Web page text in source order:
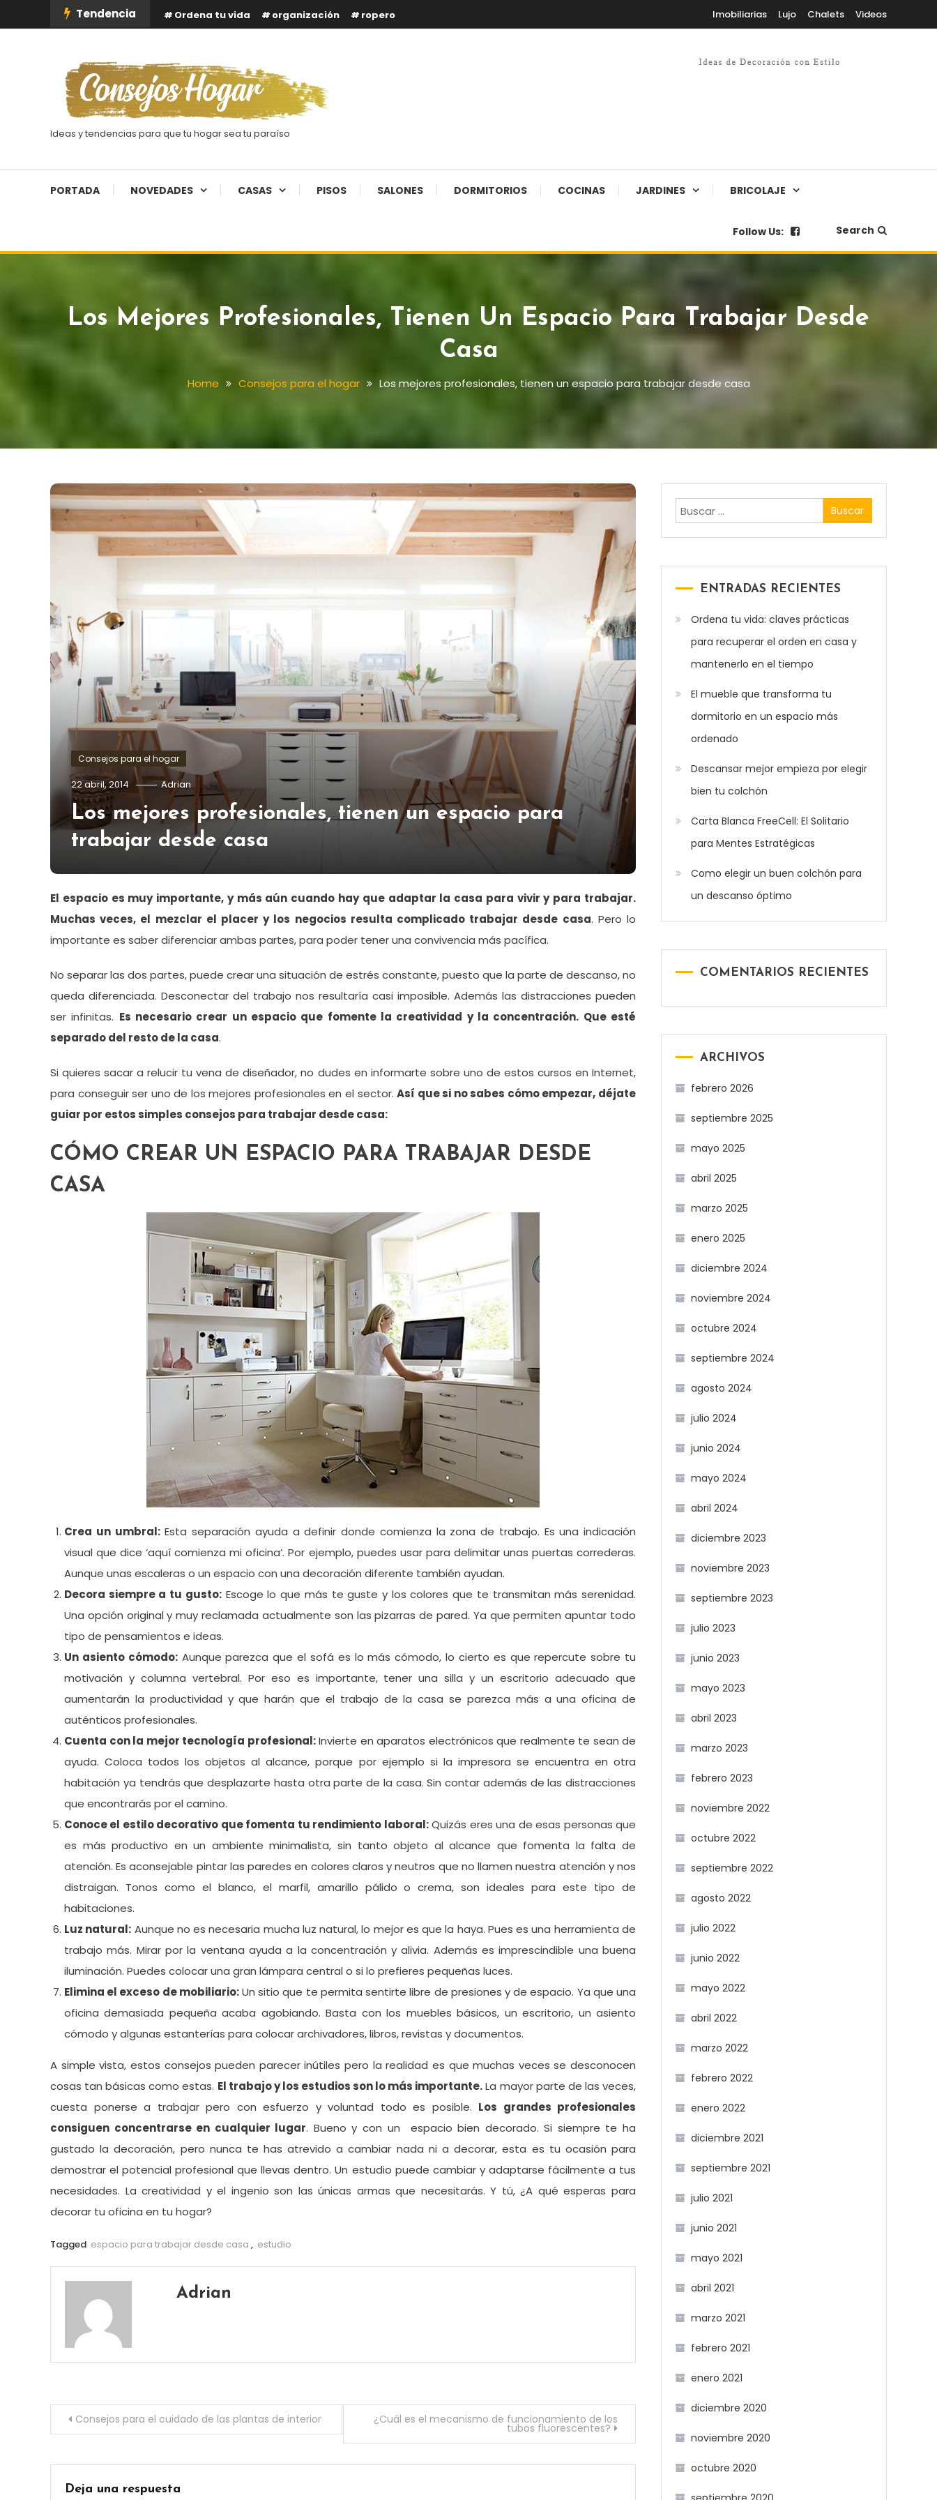
To
Tendencia Ordena tu vida organización ropero Imobiliarias Lujo Chalets Videos
Ideas y tendencias para que tu hogar sea tu paraíso
PORTADA NOVEDADES CASAS PISOS SALONES DORMITORIOS COCINAS JARDINES BRICOLAJE
Follow Us: Search
Los Mejores Profesionales, Tienen Un Espacio Para Trabajar Desde
Casa
Home Consejos para el hogar Los mejores profesionales, tienen un espacio para trabajar desde casa
Consejos para el hogar
22 abril, 2014 Adrian
Los mejores profesionales, tienen un espacio para
trabajar desde casa
El espacio es muy importante, y más aún cuando hay que adaptar la casa para vivir y para trabajar.
Muchas veces, el mezclar el placer y los negocios resulta complicado trabajar desde casa. Pero lo
importante es saber diferenciar ambas partes, para poder tener una convivencia más pacífica.
No separar las dos partes, puede crear una situación de estrés constante, puesto que la parte de descanso, no
queda diferenciada. Desconectar del trabajo nos resultaría casi imposible. Además las distracciones pueden
ser infinitas. Es necesario crear un espacio que fomente la creatividad y la concentración. Que esté
separado del resto de la casa.
Si quieres sacar a relucir tu vena de diseñador, no dudes en informarte sobre uno de estos cursos en Internet,
para conseguir ser uno de los mejores profesionales en el sector.Así que si no sabes cómo empezar, déjate
guiar por estos simples consejos para trabajar desde casa:
CÓMO CREAR UN ESPACIO PARA TRABAJAR DESDE
CASA
Crea un umbral:Esta separación ayuda a definir donde comienza la zona de trabajo. Es una indicación
visual que dice ‘aquí comienza mi oficina’. Por ejemplo, puedes usar para delimitar unas puertas correderas.
Aunque unas escaleras o un espacio con una decoración diferente también ayudan.
Decora siempre a tu gusto:Escoge lo que más te guste y los colores que te transmitan más serenidad.
Una opción original y muy reclamada actualmente son las pizarras de pared. Ya que permiten apuntar todo
tipo de pensamientos e ideas.
Un asiento cómodo:Aunque parezca que el sofá es lo más cómodo, lo cierto es que repercute sobre tu
motivación y columna vertebral. Por eso es importante, tener una silla y un escritorio adecuado que
aumentarán la productividad y que harán que el trabajo de la casa se parezca más a una oficina de
auténticos profesionales.
Cuenta con la mejor tecnología profesional:Invierte en aparatos electrónicos que realmente te sean de
ayuda. Coloca todos los objetos al alcance, porque por ejemplo si la impresora se encuentra en otra
habitación ya tendrás que desplazarte hasta otra parte de la casa. Sin contar además de las distracciones
que encontrarás por el camino.
Conoce el estilo decorativo que fomenta tu rendimiento laboral:Quizás eres una de esas personas que
es más productivo en un ambiente minimalista, sin tanto objeto al alcance que fomenta la falta de
atención. Es aconsejable pintar las paredes en colores claros y neutros que no llamen nuestra atención y nos
distraigan. Tonos como el blanco, el marfil, amarillo pálido o crema, son ideales para este tipo de
habitaciones.
Luz natural: Aunque no es necesaria mucha luz natural, lo mejor es que la haya. Pues es una herramienta de
trabajo más. Mirar por la ventana ayuda a la concentración y alivia. Además es imprescindible una buena
iluminación. Puedes colocar una gran lámpara central o si lo prefieres pequeñas luces.
Elimina el exceso de mobiliario:Un sitio que te permita sentirte libre de presiones y de espacio. Ya que una
oficina demasiada pequeña acaba agobiando. Basta con los muebles básicos, un escritorio, un asiento
cómodo y algunas estanterías para colocar archivadores, libros, revistas y documentos.
A simple vista, estos consejos pueden parecer inútiles pero la realidad es que muchas veces se desconocen
cosas tan básicas como estas. El trabajo y los estudios son lo más importante.La mayor parte de las veces,
cuesta ponerse a trabajar pero con esfuerzo y voluntad todo es posible. Los grandes profesionales
consiguen concentrarse en cualquier lugar. Bueno y con un espacio bien decorado. Si siempre te ha
gustado la decoración, pero nunca te has atrevido a cambiar nada ni a decorar, esta es tu ocasión para
demostrar el potencial profesional que llevas dentro. Un estudio puede cambiar y adaptarse fácilmente a tus
necesidades. La creatividad y el ingenio son las únicas armas que necesitarás. Y tú, ¿A qué esperas para
decorar tu oficina en tu hogar?
Tagged espacio para trabajar desde casa , estudio
Adrian
Navegación
entradas
Consejos para el cuidado de las plantas de interior ¿Cuál es el mecanismo de funcionamiento de los
tubos fluorescentes?
Deja una respuesta
Buscar:
ENTRADAS RECIENTES
Ordena tu vida: claves prácticas
para recuperar el orden en casa y
mantenerlo en el tiempo
El mueble que transforma tu
dormitorio en un espacio más
ordenado
Descansar mejor empieza por elegir
bien tu colchón
Carta Blanca FreeCell: El Solitario
para Mentes Estratégicas
Como elegir un buen colchón para
un descanso óptimo
COMENTARIOS RECIENTES
ARCHIVOS
febrero 2026
septiembre 2025
mayo 2025
abril 2025
marzo 2025
enero 2025
diciembre 2024
noviembre 2024
octubre 2024
septiembre 2024
agosto 2024
julio 2024
junio 2024
mayo 2024
abril 2024
diciembre 2023
noviembre 2023
septiembre 2023
julio 2023
junio 2023
mayo 2023
abril 2023
marzo 2023
febrero 2023
noviembre 2022
octubre 2022
septiembre 2022
agosto 2022
julio 2022
junio 2022
mayo 2022
abril 2022
marzo 2022
febrero 2022
enero 2022
diciembre 2021
septiembre 2021
julio 2021
junio 2021
mayo 2021
abril 2021
marzo 2021
febrero 2021
enero 2021
diciembre 2020
noviembre 2020
octubre 2020